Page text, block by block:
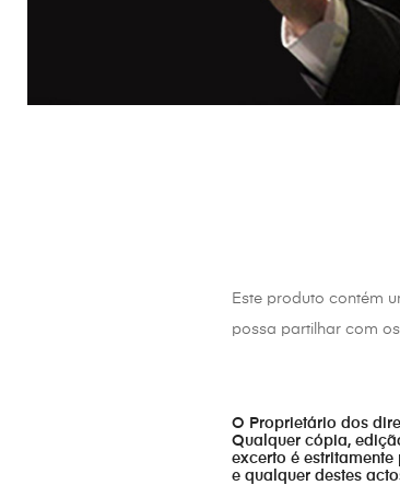
Este produto contém
possa partilhar com
O Proprietário dos
Qualquer cópia,
excerto é estritamente
e qualquer destes